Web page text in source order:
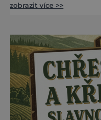
vojensko-
proběhne v sobotu
Labem-Staré
zahájíme
zobrazit více >>